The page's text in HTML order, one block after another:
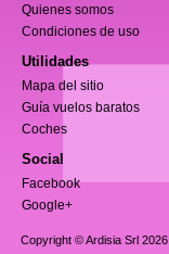
Quienes somos
Condiciones de uso
Utilidades
Mapa del sitio
Guía vuelos baratos
Coches
Social
Facebook
Google+
Copyright © Ardisia Srl 2026